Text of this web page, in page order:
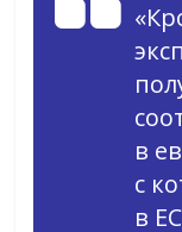
в
с
в